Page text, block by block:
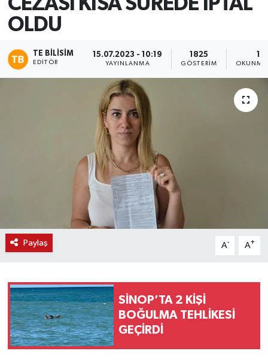
OLDU
TE BILISIM
EDITÖR
15.07.2023 - 10:19
YAYINLANMA
1825
GÖSTERIM
1
OKUNMA
Paylaş A- A+
SİNOP’TA 2 KİŞİ
BOĞULMA TEHLİKESİ
GEÇİRDİ